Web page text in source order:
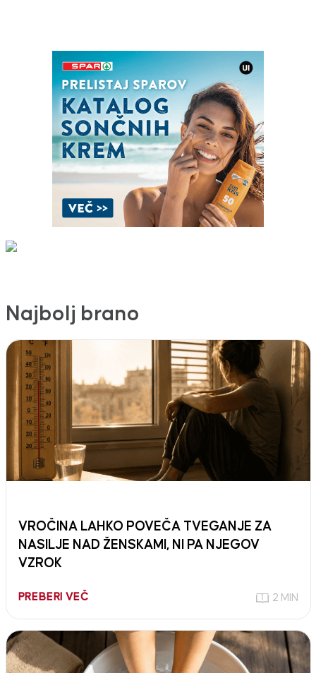
Najbolj brano
VROČINA LAHKO POVEČA TVEGANJE ZA
NASILJE NAD ŽENSKAMI, NI PA NJEGOV
VZROK
PREBERI VEČ 2 MIN